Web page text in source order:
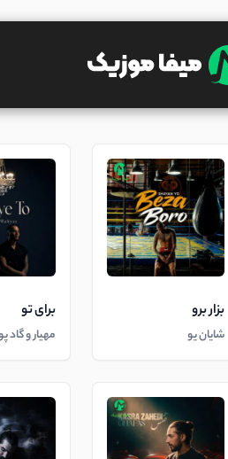
بزار برو
شایان یو
برای تو
مهیار و گاد